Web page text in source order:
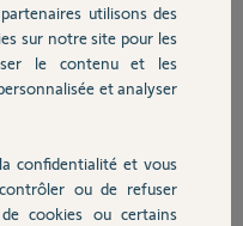
mouvement et les sirènes.
Fi ou relais Bluetooth. On peut
suivantes :
les communications radio
utilisons des
sur notre site pour les
le contenu et les
et analyser
confidentialité et vous
ou de refuser
cookies ou certains